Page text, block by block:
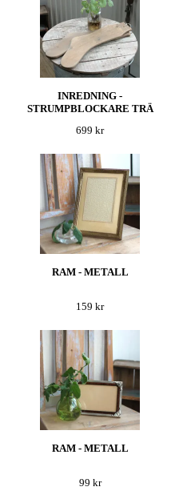
INREDNING -
STRUMPBLOCKARE TRÄ
699 kr
RAM - METALL
159 kr
RAM - METALL
99 kr